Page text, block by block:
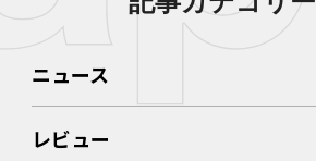
ニュース
レビュー